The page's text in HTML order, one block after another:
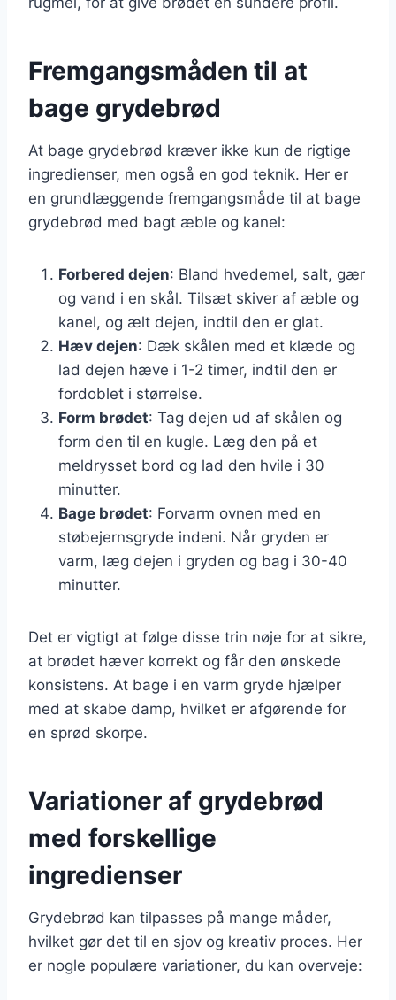
Fremgangsmåden til at
bage grydebrød
At bage grydebrød kræver ikke kun de rigtige
ingredienser, men også en god teknik. Her er
en grundlæggende fremgangsmåde til at bage
grydebrød med bagt æble og kanel:
Forbered dejen: Bland hvedemel, salt, gær
og vand i en skål. Tilsæt skiver af æble og
kanel, og ælt dejen, indtil den er glat.
Hæv dejen: Dæk skålen med et klæde og
lad dejen hæve i 1-2 timer, indtil den er
fordoblet i størrelse.
Form brødet: Tag dejen ud af skålen og
form den til en kugle. Læg den på et
meldrysset bord og lad den hvile i 30
minutter.
Bage brødet: Forvarm ovnen med en
støbejernsgryde indeni. Når gryden er
varm, læg dejen i gryden og bag i 30-40
minutter.
Det er vigtigt at følge disse trin nøje for at sikre,
at brødet hæver korrekt og får den ønskede
konsistens. At bage i en varm gryde hjælper
med at skabe damp, hvilket er afgørende for
en sprød skorpe.
Variationer af grydebrød
med forskellige
ingredienser
Grydebrød kan tilpasses på mange måder,
hvilket gør det til en sjov og kreativ proces. Her
er nogle populære variationer, du kan overveje: